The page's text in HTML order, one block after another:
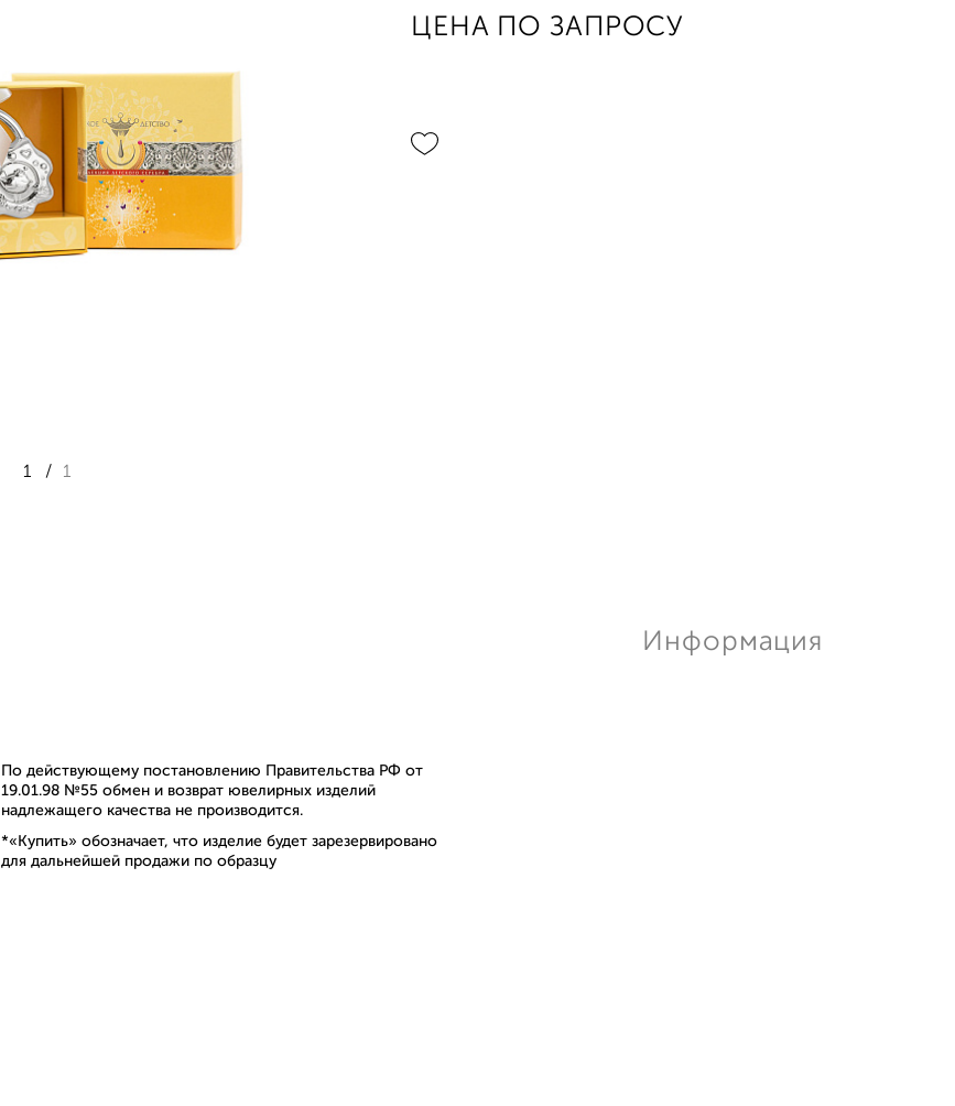
1 / 1
ЦЕНА ПО ЗАПРОСУ
Информация
По действующему постановлению Правительства РФ от
19.01.98 №55 обмен и возврат ювелирных изделий
надлежащего качества не производится.
*«Купить» обозначает, что изделие будет зарезервировано
для дальнейшей продажи по образцу